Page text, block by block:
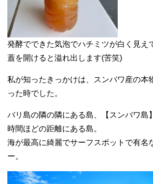
発酵でできた気泡でハチミツが白く見え
蓋を開けると溢れ出します(苦笑)
私が知ったきっかけは、スンバワ産の本
った時でした。
バリ島の隣の隣にある島、【スンバワ島
時間ほどの距離にある島。
海が最高に綺麗でサーフスポットで有名
ー。